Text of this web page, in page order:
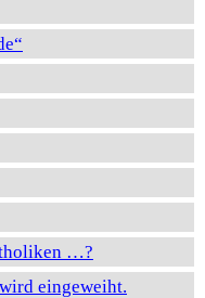
…?
eingeweiht.